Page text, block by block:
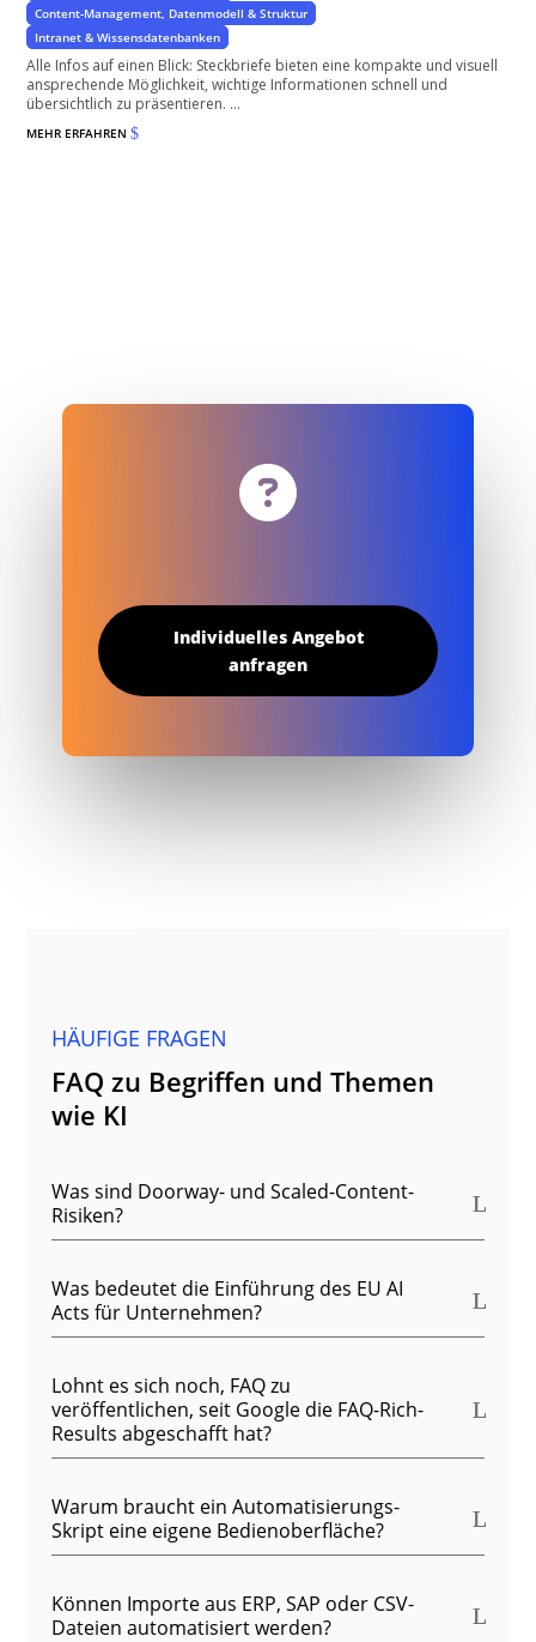
Content-Management, Datenmodell & Struktur
Intranet & Wissensdatenbanken
Alle Infos auf einen Blick: Steckbriefe bieten eine kompakte und visuell
ansprechende Möglichkeit, wichtige Informationen schnell und
übersichtlich zu präsentieren. ...
MEHR ERFAHREN$

Individuelles Angebot
anfragen
HÄUFIGE FRAGEN
FAQ zu Begriffen und Themen
wie KI
Was sind Doorway- und Scaled-Content-
Risiken?
Was bedeutet die Einführung des EU AI
Acts für Unternehmen?
Lohnt es sich noch, FAQ zu
veröffentlichen, seit Google die FAQ-Rich-
Results abgeschafft hat?
Warum braucht ein Automatisierungs-
Skript eine eigene Bedienoberfläche?
Können Importe aus ERP, SAP oder CSV-
Dateien automatisiert werden?